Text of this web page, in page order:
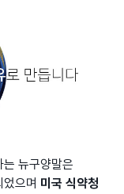
뉴구양말은
으며 미국 식약청